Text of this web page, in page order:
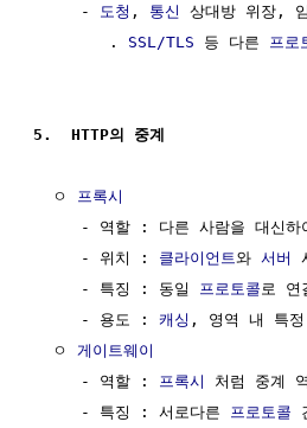
     -
도청 , 통신
상대방 위장,
        .
SSL/TLS 등 다른 프로
5.  HTTP의 중계
  ㅇ
프록시
- 역할 : 다른 사람을 대신하
     - 위치 :
클라이언트와 서버
     - 특징 : 동일
프로토콜 로 연
     - 용도 :
캐싱 , 영역 내 특정
  ㅇ
게이트웨이
     - 역할 :
프록시 처럼 중계
     - 특징 : 서로다른
프로토콜